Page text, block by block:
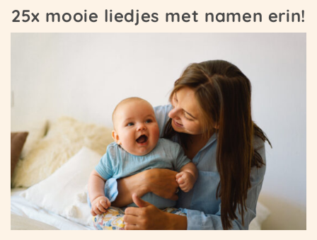
25x mooie liedjes met namen erin!